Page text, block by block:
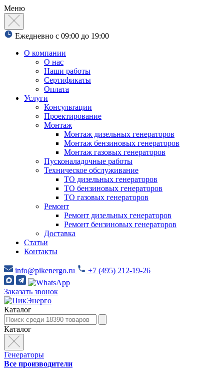
Меню
Ежедневно с 09:00 до 19:00
О компании
О нас
Наши работы
Сертификаты
Оплата
Услуги
Консультации
Проектирование
Монтаж
Монтаж дизельных генераторов
Монтаж бензиновых генераторов
Монтаж газовых генераторов
Пусконаладочные работы
Техническое обслуживание
ТО дизельных генераторов
ТО бензиновых генераторов
ТО газовых генераторов
Ремонт
Ремонт дизельных генераторов
Ремонт бензиновых генераторов
Доставка
Статьи
Контакты
info@pikenergo.ru +7 (495) 212-19-26
Заказать звонок
Каталог
Каталог
Генераторы
Все производители